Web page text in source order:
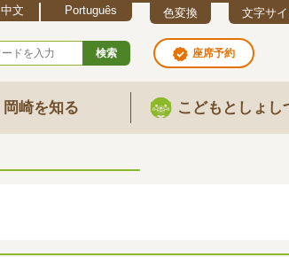
中文 Português 色変換 文字サ
検索 座席予約
岡崎を知る こどもとしょし